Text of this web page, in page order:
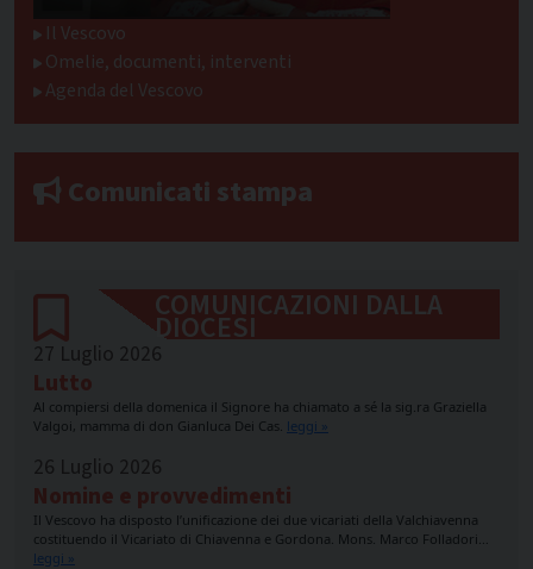
Il Vescovo
Omelie, documenti, interventi
Agenda del Vescovo
Comunicati stampa
COMUNICAZIONI DALLA
DIOCESI
27 Luglio 2026
Lutto
Al compiersi della domenica il Signore ha chiamato a sé la sig.ra Graziella
Valgoi, mamma di don Gianluca Dei Cas. leggi »
26 Luglio 2026
Nomine e provvedimenti
Il Vescovo ha disposto l’unificazione dei due vicariati della Valchiavenna
costituendo il Vicariato di Chiavenna e Gordona. Mons. Marco Folladori…
leggi »